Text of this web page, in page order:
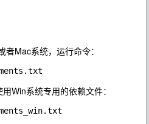
Mac系统，运行命令：
Win系统专用的依赖文件：